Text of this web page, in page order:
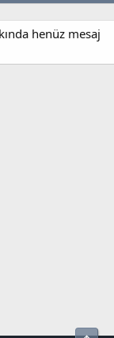
henüz mesaj